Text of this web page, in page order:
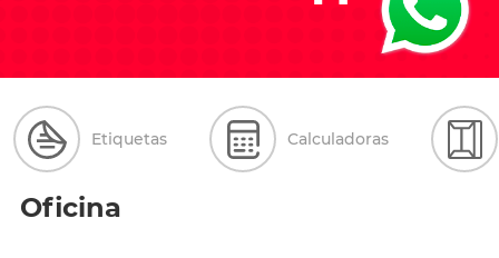
Etiquetas Calculadoras
Oficina